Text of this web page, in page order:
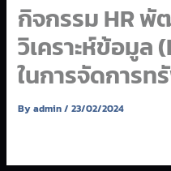
กิจกรรม HR พั
วิเคราะห์ข้อมูล
ในการจัดการ
Byadmin/23/02/2024